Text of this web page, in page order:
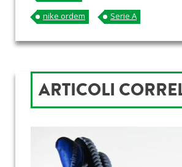
nike ordem Serie A
ARTICOLI